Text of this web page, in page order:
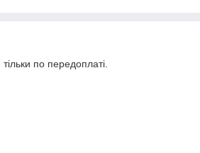
по передоплаті.